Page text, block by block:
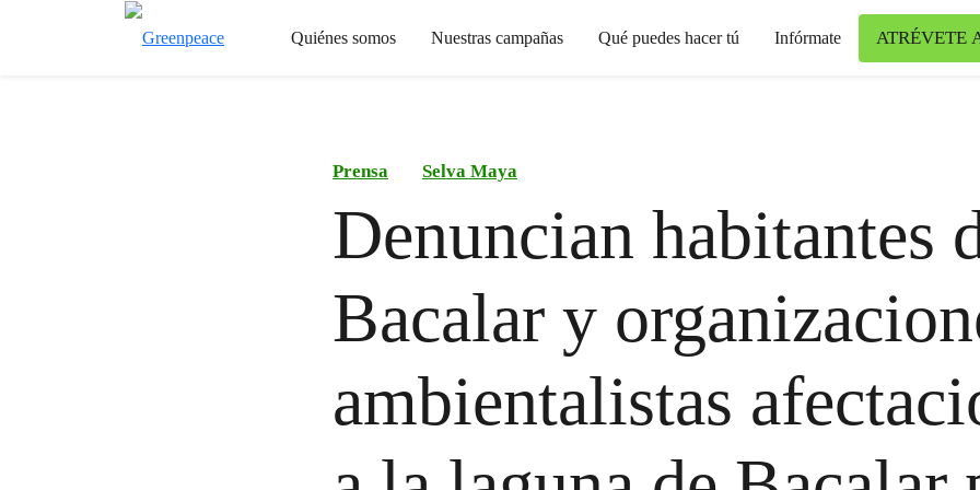
Quiénes somos Nuestras campañas Qué puedes hacer tú Infórmate ATRÉVETE
Prensa Selva Maya
Denuncian habitantes
Bacalar y
ambientalistas